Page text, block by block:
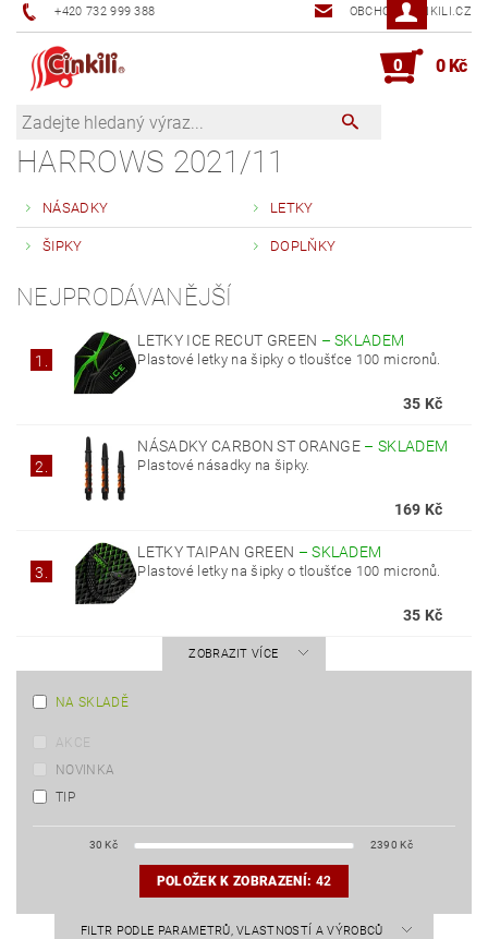
+420 732 999 388 OBCHOD@CINKILI.CZ
0 0 Kč
HARROWS 2021/11
NÁSADKY LETKY
ŠIPKY DOPLŇKY
NEJPRODÁVANĚJŠÍ
1.
LETKY ICE RECUT GREEN –SKLADEM
Plastové letky na šipky o tloušťce 100 micronů.
35 Kč
2.
NÁSADKY CARBON ST ORANGE –SKLADEM
Plastové násadky na šipky.
169 Kč
3.
LETKY TAIPAN GREEN –SKLADEM
Plastové letky na šipky o tloušťce 100 micronů.
35 Kč
ZOBRAZIT VÍCE
NA SKLADĚ
AKCE
NOVINKA
TIP
30 Kč 2390 Kč
POLOŽEK K ZOBRAZENÍ: 42
FILTR PODLE PARAMETRŮ, VLASTNOSTÍ A VÝROBCŮ